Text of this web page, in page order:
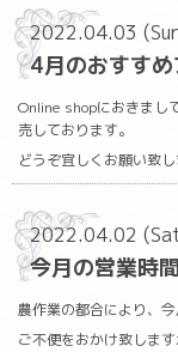
2022.04.03
4月のおすすめ
Online shopにおきまし
売しております。
どうぞ宜しくお願い致し
2022.04.02
今月の営業時
農作業の都合により、
ご不便をおかけ致しま